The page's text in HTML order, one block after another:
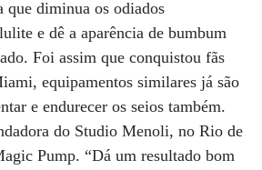
que diminua os odiados
e dê a aparência de bumbum
Foi assim que conquistou fãs
equipamentos similares já são
e endurecer os seios também.
do Studio Menoli, no Rio de
Pump. “Dá um resultado bom